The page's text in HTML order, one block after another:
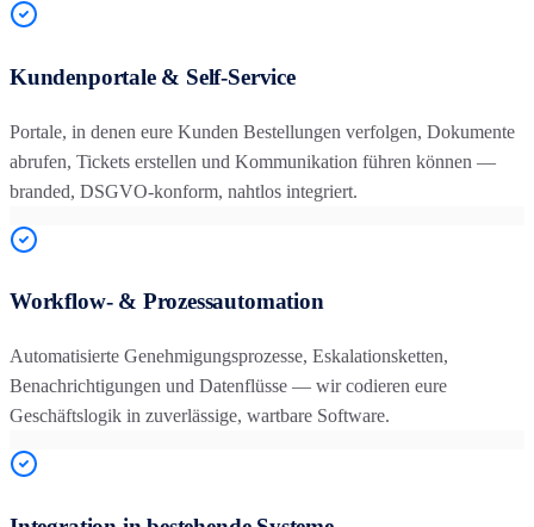
Kundenportale & Self-Service
Portale, in denen eure Kunden Bestellungen verfolgen, Dokumente
abrufen, Tickets erstellen und Kommunikation führen können —
branded, DSGVO-konform, nahtlos integriert.
Workflow- & Prozessautomation
Automatisierte Genehmigungsprozesse, Eskalationsketten,
Benachrichtigungen und Datenflüsse — wir codieren eure
Geschäftslogik in zuverlässige, wartbare Software.